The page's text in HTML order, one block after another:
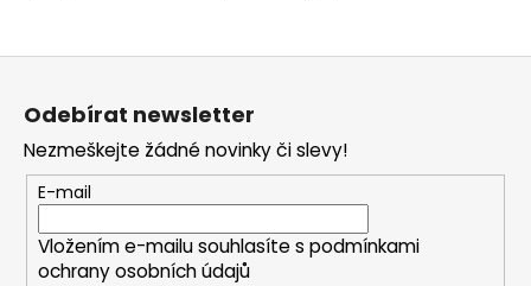
Odebírat newsletter
Nezmeškejte žádné novinky či slevy!
E-mail
Vložením e-mailu souhlasíte s podmínkami
ochrany osobních údajů